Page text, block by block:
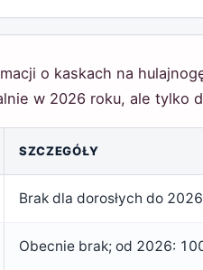
o kaskach na
w 2026 roku, ale tylko
SZCZEGÓŁY
Brak dla dorosłych do
Obecnie brak; od 2026: